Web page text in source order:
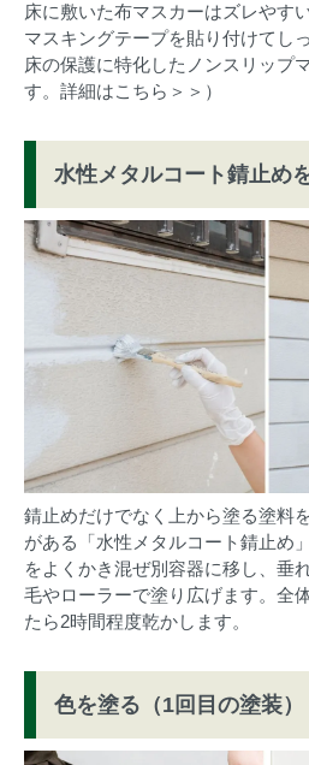
床に敷いた布マスカーはズレやす
マスキングテープを貼り付けてし
床の保護に特化したノンスリップ
す。 詳細はこちら＞＞ ）
水性メタルコート錆止め
錆止めだけでなく上から塗る塗料
がある「水性メタルコート錆止め
をよくかき混ぜ別容器に移し、垂
毛やローラーで塗り広げます。全
たら2時間程度乾かします。
色を塗る（1回目の塗装）